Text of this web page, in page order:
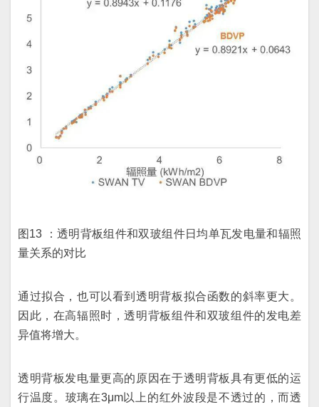
图13 ：透明背板组件和双玻组件日均单瓦发电量和辐照
量关系的对比
通过拟合，也可以看到透明背板拟合函数的斜率更大。
因此，在高辐照时，透明背板组件和双玻组件的发电差
异值将增大。
透明背板发电量更高的原因在于透明背板具有更低的运
行温度。玻璃在3μm以上的红外波段是不透过的，而透